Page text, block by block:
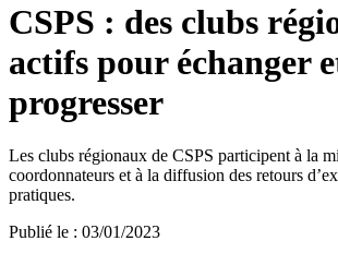
CSPS : des clubs
actifs pour échanger
progresser
Les clubs régionaux de CSPS participent à la
coordonnateurs et à la diffusion des retours
pratiques.
Publié le : 03/01/2023